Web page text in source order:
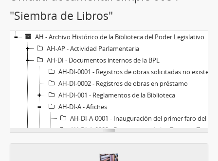
"Siembra de Libros"
AH - Archivo Histórico de la Biblioteca del Poder Legislativo
AH-AP - Actividad Parlamentaria
AH-DI - Documentos internos de la BPL
AH-DI-0001 - Registros de obras solicitadas no existentes en la biblioteca
AH-DI-0002 - Registros de obras en préstamo
AH-DI-001 - Reglamentos de la Biblioteca
AH-DI-A - Afiches
AH-DI-A-0001 - Inauguración del primer faro del Río de la Plata en el Cerro de Montevideo
AH-DI-A-0002 - Desembarco de los Treinta y Tres Orientales
AH-DI-A-0003 - Jean Paul Sartre
AH-DI-A-0004 - Efemérides noviembre